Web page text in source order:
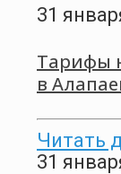
31
Тарифы
в
Читать
31